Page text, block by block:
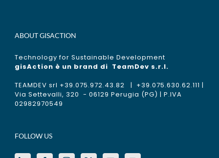
ABOUT GISACTION
Technology for Sustainable Development
gisAction è un brand di TeamDev s.r.l.
TEAMDEV srl +39.075.972.43.82 | +39.075.630.62.111 |
Via Settevalli, 320 - 06129 Perugia (PG) | P.IVA
02982970549
FOLLOW US